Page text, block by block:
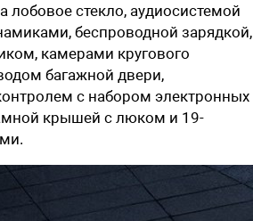
лобовое стекло, аудиосистемой
беспроводной зарядкой,
камерами кругового
багажной двери,
с набором электронных
крышей с люком и 19-